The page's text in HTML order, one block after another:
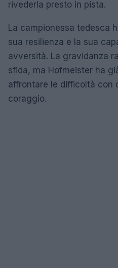
rivederla presto in pista.
La campionessa tedesca
sua resilienza e la sua
avversità. La gravidanza
sfida, ma Hofmeister ha
affrontare le difficoltà con
coraggio.